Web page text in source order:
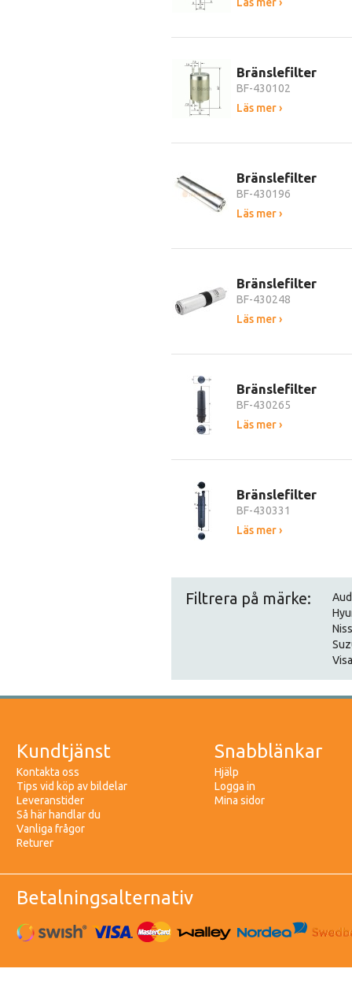
Bränslefilter
BF-430102
Läs mer ›
Bränslefilter
BF-430196
Läs mer ›
Bränslefilter
BF-430248
Läs mer ›
Bränslefilter
BF-430265
Läs mer ›
Bränslefilter
BF-430331
Läs mer ›
Filtrera på märke:
Kundtjänst
Kontakta oss
Tips vid köp av bildelar
Leveranstider
Så här handlar du
Vanliga frågor
Returer
Snabblänkar
Hjälp
Logga in
Mina sidor
Betalningsalternativ